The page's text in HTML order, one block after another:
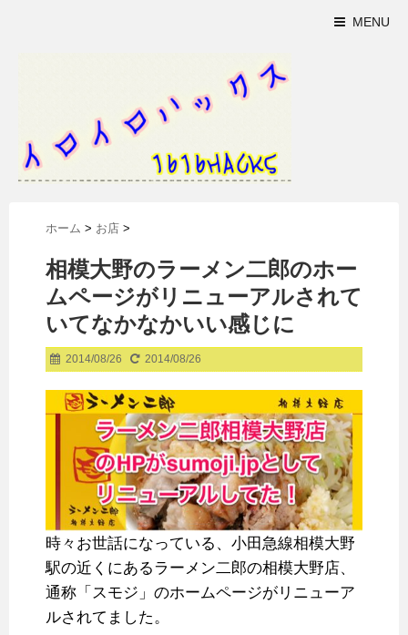
MENU
ホーム > お店 >
相模大野のラーメン二郎のホー
ムページがリニューアルされて
いてなかなかいい感じに
2014/08/26 2014/08/26
時々お世話になっている、小田急線相模大野
駅の近くにあるラーメン二郎の相模大野店、
通称「スモジ」のホームページがリニューア
ルされてました。